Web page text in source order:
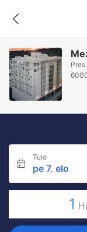
Tulo
pe 7. elo
1